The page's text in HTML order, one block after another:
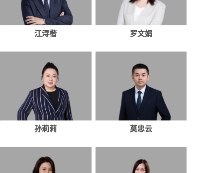
江浔楷 罗文娟
孙莉莉 莫忠云